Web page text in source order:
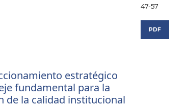
47-57
PDF
estratégico
fundamental para la
de la calidad institucional